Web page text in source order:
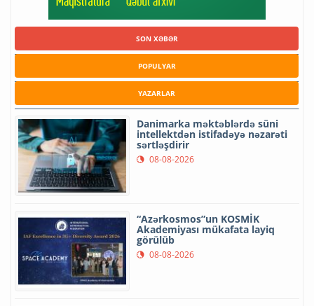
SON XƏBƏR
POPULYAR
YAZARLAR
Danimarka məktəblərdə süni
intellektdən istifadəyə nəzarəti
sərtləşdirir
08-08-2026
“Azərkosmos”un KOSMİK
Akademiyası mükafata layiq
görülüb
08-08-2026